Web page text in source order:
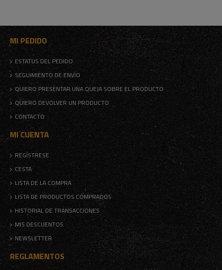
MI PEDIDO
ESTATUS DEL PEDIDO
SEGUIMIENTO DE ENVÍO
QUIERO PRESENTAR UNA QUEJA SOBRE EL PRODUCTO
QUIERO DEVOLVER UN PRODUCTO
CONTACTO
MI CUENTA
REGÍSTRESE
CESTA
LISTA DE LA COMPRA
LISTA DE PRODUCTOS COMPRADOS
HISTORIAL DE TRANSACCIONES
MIS DESCUENTOS
NEWSLETTER
REGLAMENTOS